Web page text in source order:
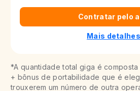
Contratar pelo
Mais detalhes
*A quantidade total giga é composta
+ bônus de portabilidade que é
trouxerem um número de outra